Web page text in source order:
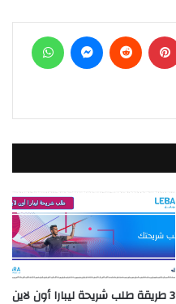
بينتيريست ماسنجر
3 طريقة طلب شريحة ليبارا أون لاين